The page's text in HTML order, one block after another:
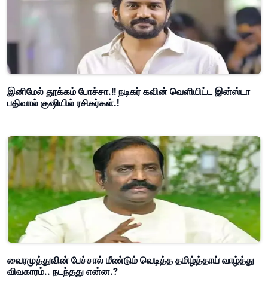
இனிமேல் தூக்கம் போச்சா.!! நடிகர் கவின் வெளியிட்ட இன்ஸ்டா
பதிவால் குஷியில் ரசிகர்கள்.!
வைரமுத்துவின் பேச்சால் மீண்டும் வெடித்த தமிழ்த்தாய் வாழ்த்து
விவகாரம்.. நடந்தது என்ன.?